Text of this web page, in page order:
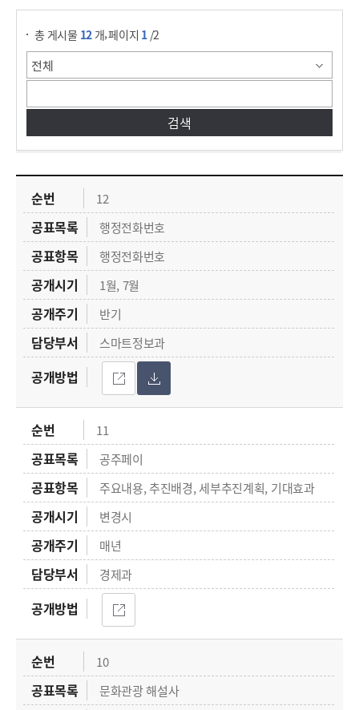
게시물 검색
총 게시물 12개,페이지 1 /2
정보공개 데이타 목록
12
행정전화번호
행정전화번호
1월, 7월
반기
스마트정보과
11
공주페이
주요내용, 추진배경, 세부추진계획, 기대효과
변경시
매년
경제과
10
문화관광 해설사